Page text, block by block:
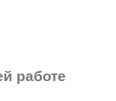
работе